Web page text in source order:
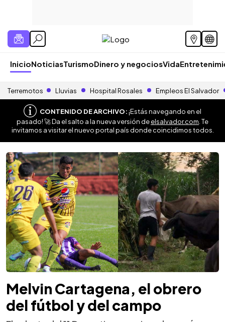
InicioNoticiasTurismoDinero y negociosVida
Terremotos Lluvias Hospital Rosales Empleos El Salvador
CONTENIDO DE ARCHIVO:¡Estás navegando en el
pasado! 🚀 Da el salto a la nueva versión deelsalvador.com . Te
invitamos a visitar el nuevo portal país donde coincidimos todos.
Melvin Cartagena, el obrero
del fútbol y del campo